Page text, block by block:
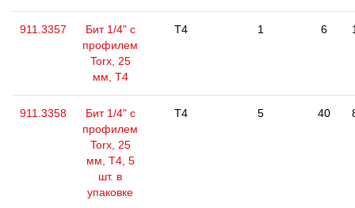
911.3357
Бит 1/4" с
профилем
Torx, 25
мм, Т4
T4 1 6
911.3358
Бит 1/4" с
профилем
Torx, 25
мм, Т4, 5
шт. в
упаковке
T4 5 40